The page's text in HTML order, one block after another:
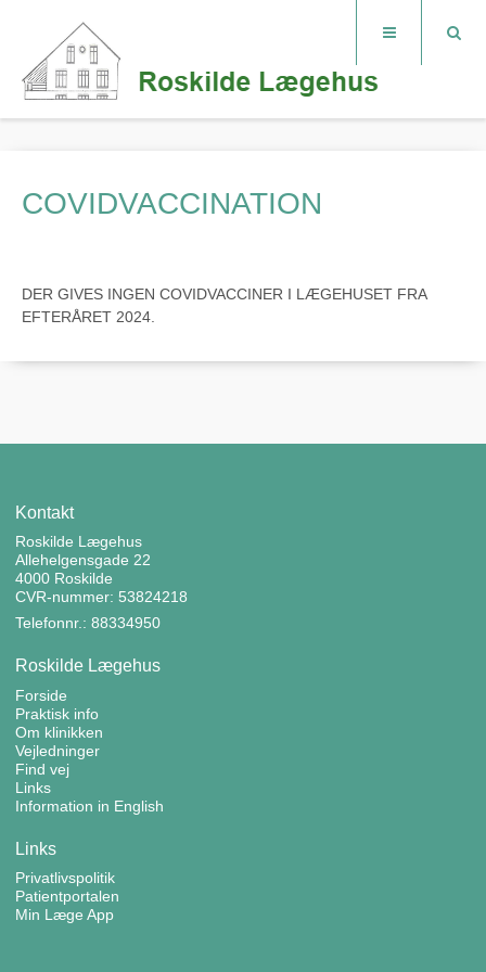
COVIDVACCINATION
DER GIVES INGEN COVIDVACCINER I LÆGEHUSET FRA
EFTERÅRET 2024.
Kontakt
Roskilde Lægehus
Allehelgensgade 22
4000 Roskilde
CVR-nummer: 53824218
Telefonnr.: 88334950
Roskilde Lægehus
Forside
Praktisk info
Om klinikken
Vejledninger
Find vej
Links
Information in English
Links
Privatlivspolitik
Patientportalen
Min Læge App